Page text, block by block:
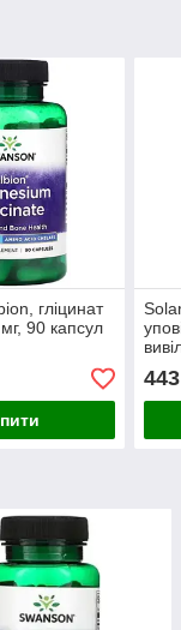
гліцинат
90 капсул
443